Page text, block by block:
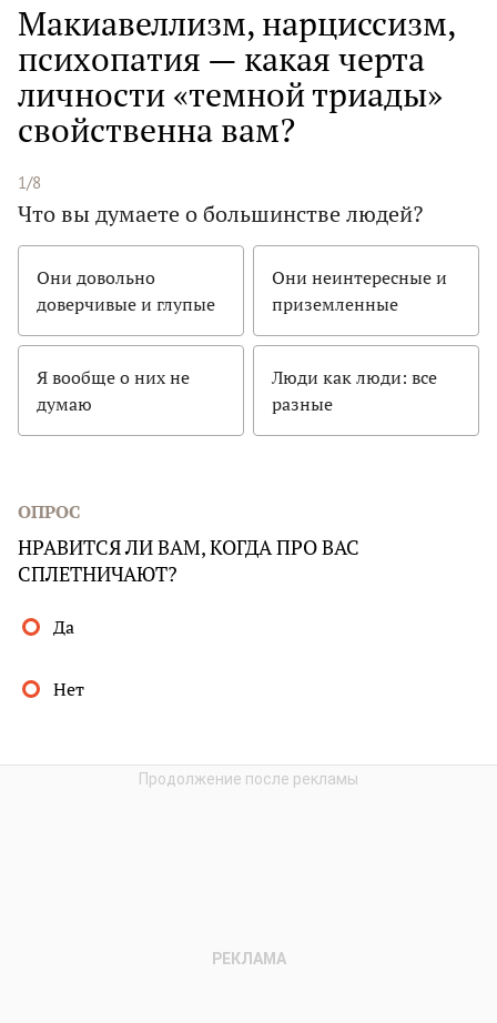
Макиавеллизм, нарциссизм,
психопатия — какая черта
личности «темной триады»
свойственна вам?
1/8
Что вы думаете о большинстве людей?
Они довольно
доверчивые и глупые
Они неинтересные и
приземленные
Я вообще о них не
думаю
Люди как люди: все
разные
ОПРОС
НРАВИТСЯ ЛИ ВАМ, КОГДА ПРО ВАС
СПЛЕТНИЧАЮТ?
Да
Нет